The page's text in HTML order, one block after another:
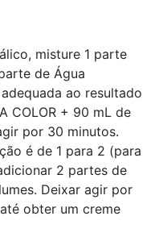
misture 1 parte
de Água
ao resultado
COLOR + 90 mL de
por 30 minutos.
é de 1 para 2 (para
2 partes de
Deixar agir por
obter um creme